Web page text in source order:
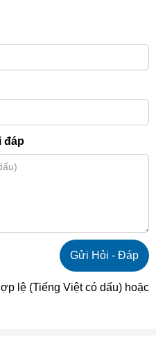
đáp
lệ (Tiếng Việt có dấu) hoặc